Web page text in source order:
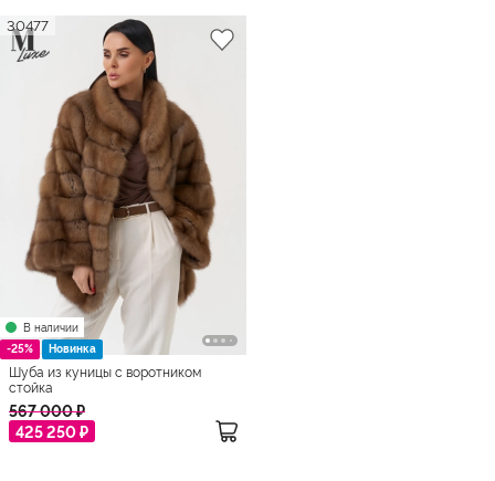
В наличии
-25%
Новинка
30477
Шуба из куницы с воротником
стойка
567 000 ₽
425 250 ₽